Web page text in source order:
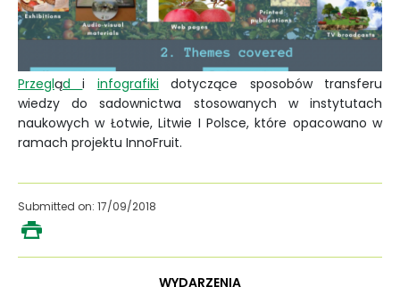
Przeglądi infografiki dotyczące sposobów transferu
wiedzy do sadownictwa stosowanych w instytutach
naukowych w Łotwie, Litwie I Polsce, które opacowano w
ramach projektu InnoFruit.
Submitted on: 17/09/2018
WYDARZENIA